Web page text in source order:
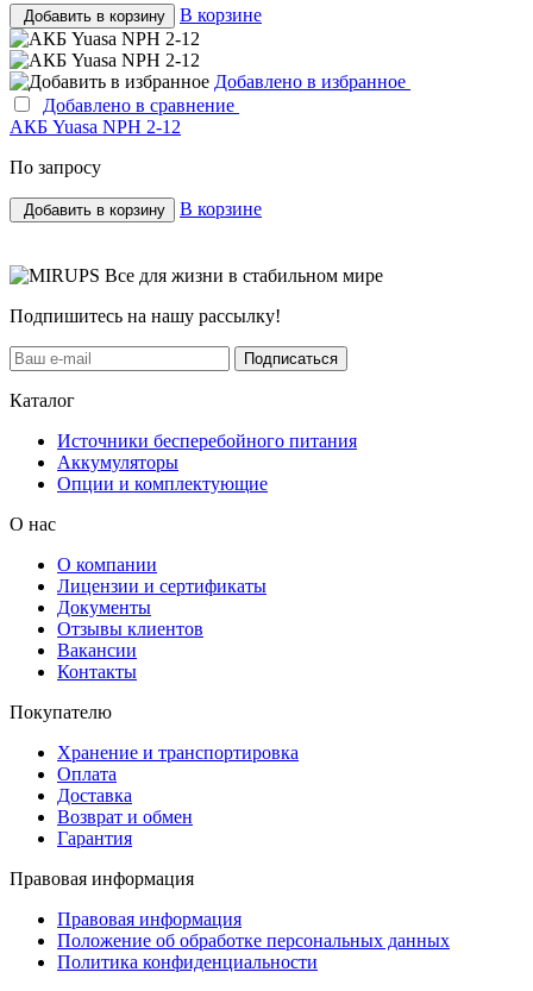
Добавить в корзину В корзине
Добавлено в избранное
Добавлено в сравнение
АКБ Yuasa NPH 2-12
По запросу
Добавить в корзину В корзине
Все для жизни в стабильном мире
Подпишитесь на нашу рассылку!
Подписаться
Каталог
Источники бесперебойного питания
Аккумуляторы
Опции и комплектующие
О нас
О компании
Лицензии и сертификаты
Документы
Отзывы клиентов
Вакансии
Контакты
Покупателю
Хранение и транспортировка
Оплата
Доставка
Возврат и обмен
Гарантия
Правовая информация
Правовая информация
Положение об обработке персональных данных
Политика конфиденциальности